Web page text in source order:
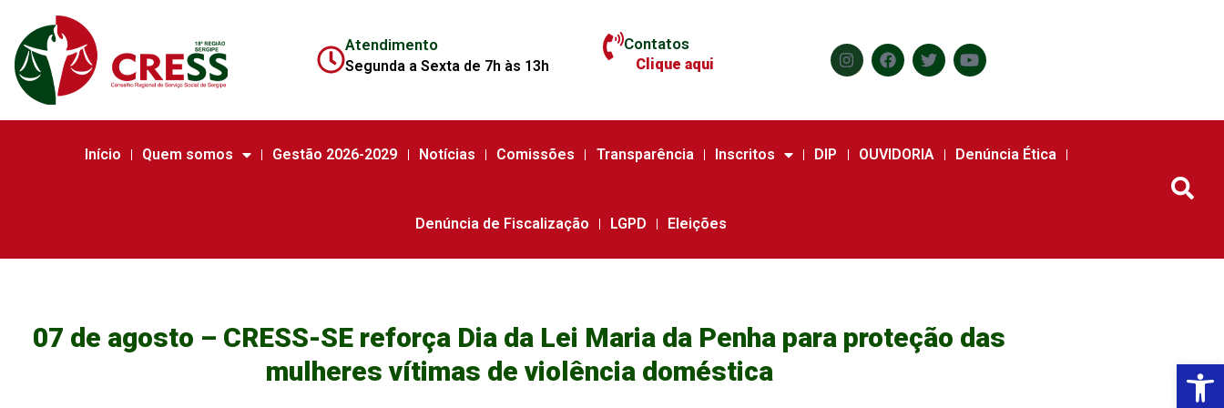
Atendimento
Segunda a Sexta de 7h às 13h
Contatos
Clique aqui
Início Quem somos Gestão 2026-2029 Notícias Comissões Transparência Inscritos DIP OUVIDORIA Denúncia Ética
Denúncia de Fiscalização LGPD Eleições
07 de agosto – CRESS-SE reforça Dia da Lei Maria da Penha para proteção das
mulheres vítimas de violência doméstica